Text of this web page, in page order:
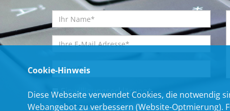
Einwilligungserklärung*
Cookie-Hinweis
Diese Webseite verwendet Cookies, die notwendig
Webangebot zu verbessern (Website-